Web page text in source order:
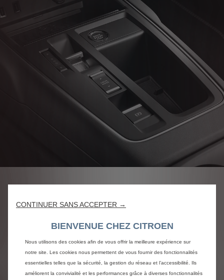
placé sur la console centrale
La console centrale de C5 Aircross Hybride
Rechargeable accueille le selecteur de mode de
conduite. Vous avez le choix entre :
CONTINUER SANS ACCEPTER →
BIENVENUE CHEZ CITROEN
Nous utilisons des cookies afin de vous offrir la meilleure expérience sur
notre site. Les cookies nous permettent de vous fournir des fonctionnalités
essentielles telles que la sécurité, la gestion du réseau et l’accessibilité. Ils
améliorent la convivialité et les performances grâce à diverses fonctionnalités